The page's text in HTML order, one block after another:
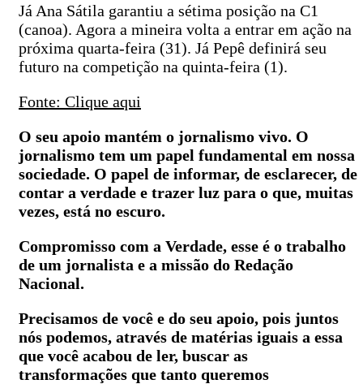
Já Ana Sátila garantiu a sétima posição na C1
(canoa). Agora a mineira volta a entrar em ação na
próxima quarta-feira (31). Já Pepê definirá seu
futuro na competição na quinta-feira (1).
Fonte: Clique aqui
O seu apoio mantém o jornalismo vivo. O
jornalismo tem um papel fundamental em nossa
sociedade. O papel de informar, de esclarecer, de
contar a verdade e trazer luz para o que, muitas
vezes, está no escuro.
Compromisso com a Verdade, esse é o trabalho
de um jornalista e a missão do Redação
Nacional.
Precisamos de você e do seu apoio, pois juntos
nós podemos, através de matérias iguais a essa
que você acabou de ler, buscar as
transformações que tanto queremos